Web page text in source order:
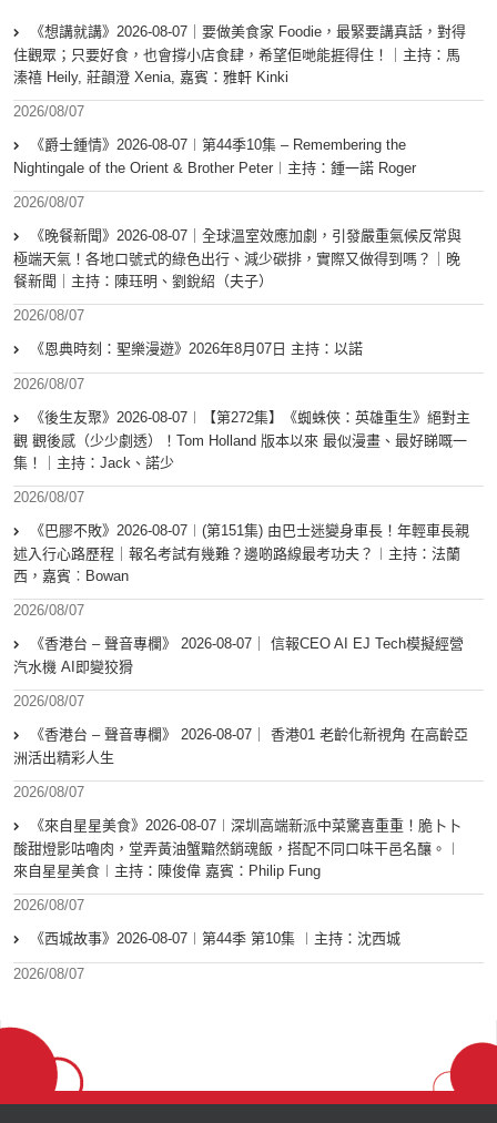
《想講就講》2026-08-07｜要做美食家 Foodie，最緊要講真話，對得
住觀眾；只要好食，也會撐小店食肆，希望佢哋能捱得住！｜主持：馬
溱禧 Heily, 莊韻澄 Xenia, 嘉賓：雅軒 Kinki
2026/08/07
《爵士鍾情》2026-08-07︱第44季10集 – Remembering the
Nightingale of the Orient & Brother Peter︱主持：鍾一諾 Roger
2026/08/07
《晚餐新聞》2026-08-07｜全球溫室效應加劇，引發嚴重氣候反常與
極端天氣！各地口號式的綠色出行、減少碳排，實際又做得到嗎？｜晚
餐新聞｜主持：陳珏明、劉銳紹（夫子）
2026/08/07
《恩典時刻：聖樂漫遊》2026年8月07日 主持：以諾
2026/08/07
《後生友聚》2026-08-07︱【第272集】《蜘蛛俠：英雄重生》絕對主
觀 觀後感（少少劇透）！Tom Holland 版本以來 最似漫畫、最好睇嘅一
集！｜主持：Jack、諾少
2026/08/07
《巴膠不敗》2026-08-07︱(第151集) 由巴士迷變身車長！年輕車長親
述入行心路歷程｜報名考試有幾難？邊啲路線最考功夫？︱主持：法蘭
西，嘉賓︰Bowan
2026/08/07
《香港台 – 聲音專欄》 2026-08-07｜ 信報CEO AI EJ Tech模擬經營
汽水機 AI即變狡猾
2026/08/07
《香港台 – 聲音專欄》 2026-08-07｜ 香港01 老齡化新視角 在高齡亞
洲活出精彩人生
2026/08/07
《來自星星美食》2026-08-07︱深圳高端新派中菜驚喜重重！脆卜卜
酸甜燈影咕嚕肉，堂弄黃油蟹黯然銷魂飯，搭配不同口味干邑名釀。︱
來自星星美食︱主持：陳俊偉 嘉賓：Philip Fung
2026/08/07
《西城故事》2026-08-07︱第44季 第10集 ︱主持：沈西城
2026/08/07